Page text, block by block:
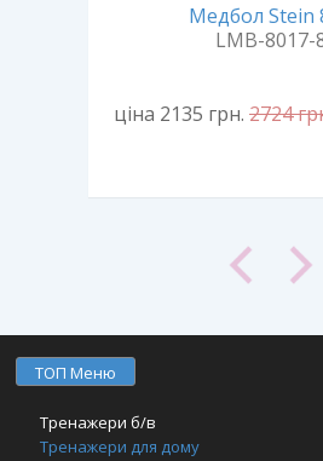
Медбол Stein
LMB-8017-
ціна 2135 грн. 2724
ТОП Меню
Тренажери б/в
Тренажери для дому